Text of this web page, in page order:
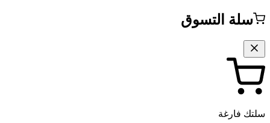
سلة التسوق
سلتك فارغة